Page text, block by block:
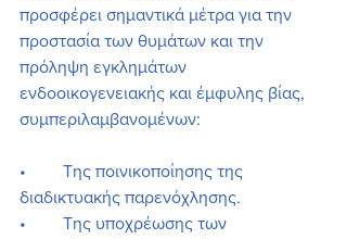
προσφέρει σημαντικά μέτρα για την
προστασία των θυμάτων και την
πρόληψη εγκλημάτων
ενδοοικογενειακής και έμφυλης βίας,
συμπεριλαμβανομένων:
•	Της ποινικοποίησης της
διαδικτυακής παρενόχλησης.
•	Της υποχρέωσης των